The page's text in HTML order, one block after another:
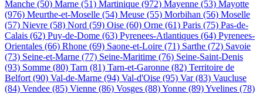
Manche (50) Marne (51) Martinique (972) Mayenne (53) Mayotte
(976) Meurthe-et-Moselle (54) Meuse (55) Morbihan (56) Moselle
(57) Nievre (58) Nord (59) Oise (60) Orne (61) Paris (75) Pas-de-
Calais (62) Puy-de-Dome (63) Pyrenees-Atlantiques (64) Pyrenees-
Orientales (66) Rhone (69) Saone-et-Loire (71) Sarthe (72) Savoie
(73) Seine-et-Marne (77) Seine-Maritime (76) Seine-Saint-Denis
(93) Somme (80) Tarn (81) Tarn-et-Garonne (82) Territoire de
Belfort (90) Val-de-Marne (94) Val-d'Oise (95) Var(83) Vaucluse
(84) Vendee (85) Vienne (86) Vosges (88)Yonne (89)Yvelines (78)